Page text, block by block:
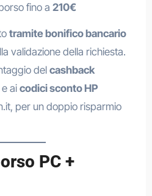
fino a 210€
tramite bonifico bancario
validazione della richiesta.
del cashback
aicodici sconto HP
per un doppio risparmio
PC +